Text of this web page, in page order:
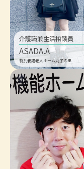
介護職兼生活相談員
ASADA.A
特別養護老人ホーム丸子の里